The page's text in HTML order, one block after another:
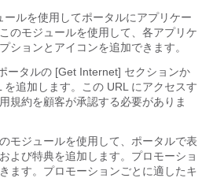
ールを使用してポータルにアプリケー
のモジュールを使用して、各アプリケ
ションとアイコンを追加できます。
ータルの [Get Internet] セクションか
を追加します。この URL にアクセスす
規約を顧客が承認する必要がありま
のモジュールを使用して、ポータルで表
よび特典を追加します。プロモーショ
ます。プロモーションごとに適したキ